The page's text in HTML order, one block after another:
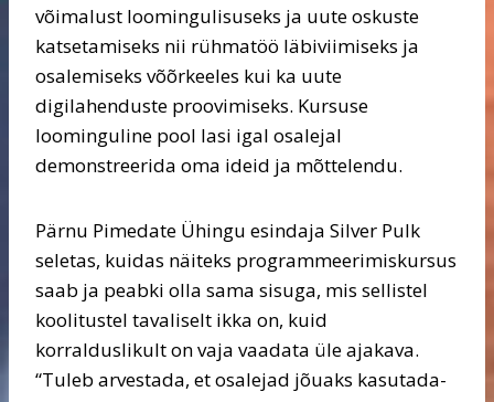
võimalust loomingulisuseks ja uute oskuste
katsetamiseks nii rühmatöö läbiviimiseks ja
osalemiseks võõrkeeles kui ka uute
digilahenduste proovimiseks. Kursuse
loominguline pool lasi igal osalejal
demonstreerida oma ideid ja mõttelendu.
Pärnu Pimedate Ühingu esindaja Silver Pulk
seletas, kuidas näiteks programmeerimiskursus
saab ja peabki olla sama sisuga, mis sellistel
koolitustel tavaliselt ikka on, kuid
korralduslikult on vaja vaadata üle ajakava.
“Tuleb arvestada, et osalejad jõuaks kasutada-